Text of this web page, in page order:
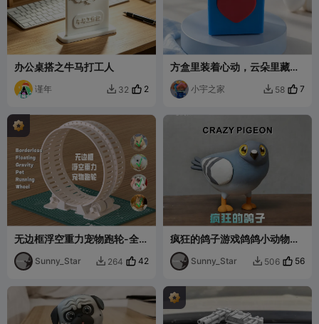
办公桌搭之牛马打工人
谨年  32 2
方盒里装着心动，云朵里藏着
温柔
小宇之家  58 7
无边框浮空重力宠物跑轮-全
3D打印版
Sunny_Star  264 42
疯狂的鸽子游戏鸽鸽小动物高
颜值POP可爱模型摆件
Sunny_Star  506 56